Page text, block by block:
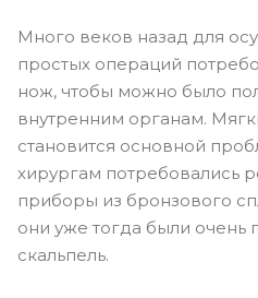
Много веков назад для
простых операций
нож, чтобы можно было
внутренним органам.
становится основной
хирургам потребовались
приборы из бронзового
они уже тогда были
скальпель.